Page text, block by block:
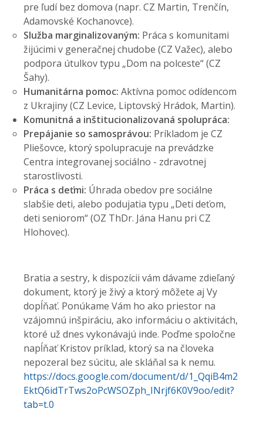
pre ľudí bez domova (napr. CZ Martin, Trenčín,
Adamovské Kochanovce).
Služba marginalizovaným: Práca s komunitami
žijúcimi v generačnej chudobe (CZ Važec), alebo
podpora útulkov typu „Dom na polceste“ (CZ
Šahy).
Humanitárna pomoc: Aktívna pomoc odídencom
z Ukrajiny (CZ Levice, Liptovský Hrádok, Martin).
Komunitná a inštitucionalizovaná spolupráca:
Prepájanie so samosprávou: Príkladom je CZ
Pliešovce, ktorý spolupracuje na prevádzke
Centra integrovanej sociálno - zdravotnej
starostlivosti.
Práca s deťmi: Úhrada obedov pre sociálne
slabšie deti, alebo podujatia typu „Deti deťom,
deti seniorom“ (OZ ThDr. Jána Hanu pri CZ
Hlohovec).
Bratia a sestry, k dispozícii vám dávame zdieľaný
dokument, ktorý je živý a ktorý môžete aj Vy
dopĺňať. Ponúkame Vám ho ako priestor na
vzájomnú inšpiráciu, ako informáciu o aktivitách,
ktoré už dnes vykonávajú inde. Poďme spoločne
napĺňať Kristov príklad, ktorý sa na človeka
nepozeral bez súcitu, ale skláňal sa k nemu.
https://docs.google.com/document/d/1_QqiB4m2
EktQ6idTrTws2oPcWSOZph_INrjf6K0V9oo/edit?
tab=t.0